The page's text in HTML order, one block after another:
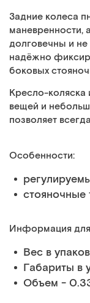
Задние колеса
маневренности,
долговечны и
надёжно
боковых
Кресло-коляска
вещей и
позволяет
Особенности:
стояночные
Информация для
Вес в
Габариты в
Объем -